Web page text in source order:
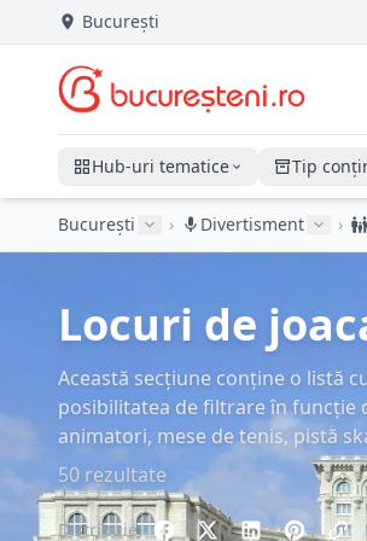
București
Hub-uri tematice Tip
București › Divertisment ›
Locuri de
Această secțiune conține o listă
posibilitatea de filtrare în funcție
animatori, mese de tenis, pistă
50 rezultate
Distribuie: